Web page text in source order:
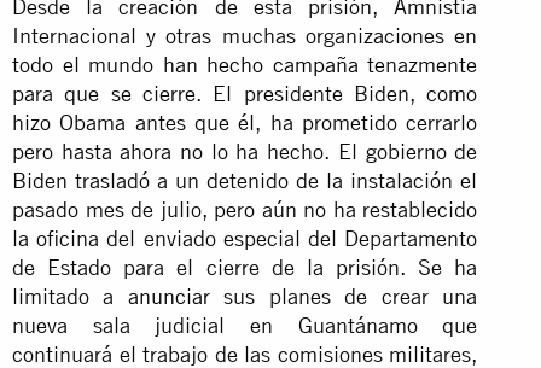
Desde la creación de esta prisión, Amnistía
Internacional y otras muchas organizaciones en
todo el mundo han hecho campaña tenazmente
para que se cierre. El presidente Biden, como
hizo Obama antes que él, ha prometido cerrarlo
pero hasta ahora no lo ha hecho. El gobierno de
Biden trasladó a un detenido de la instalación el
pasado mes de julio, pero aún no ha restablecido
la oficina del enviado especial del Departamento
de Estado para el cierre de la prisión. Se ha
limitado a anunciarsus planes de crear una
nueva sala judicial en Guantánamo que
continuará el trabajo de las comisiones militares,